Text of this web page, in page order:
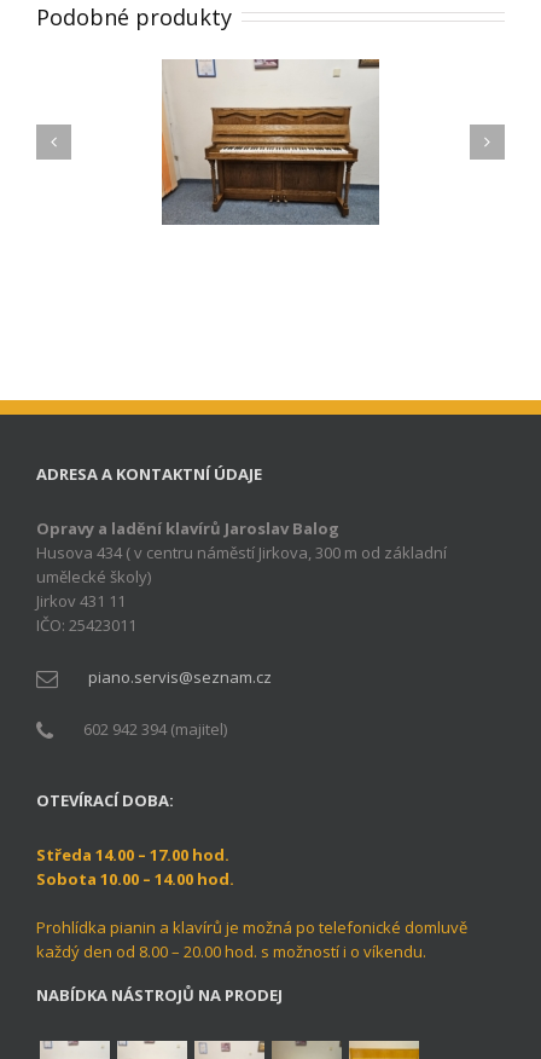
Podobné produkty
Pianino DIETMANN
ADRESA A KONTAKTNÍ ÚDAJE
Opravy a ladění klavírů Jaroslav Balog
Husova 434 ( v centru náměstí Jirkova, 300 m od základní
umělecké školy)
Jirkov 431 11
IČO: 25423011
piano.servis@seznam.cz
602 942 394 (majitel)
OTEVÍRACÍ DOBA:
Středa 14.00 – 17.00 hod.
Sobota 10.00 – 14.00 hod.
Prohlídka pianin a klavírů je možná po telefonické domluvě
každý den od 8.00 – 20.00 hod. s možností i o víkendu.
NABÍDKA NÁSTROJŮ NA PRODEJ